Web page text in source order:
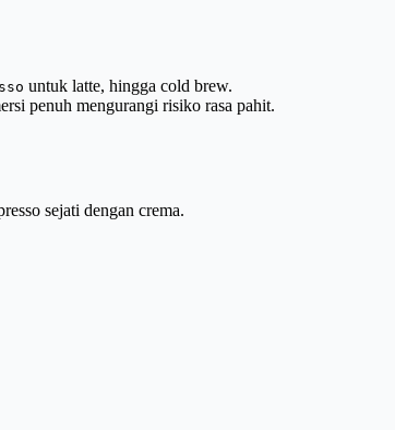
untuk latte, hingga cold brew.
penuh mengurangi risiko rasa pahit.
sejati dengan crema.